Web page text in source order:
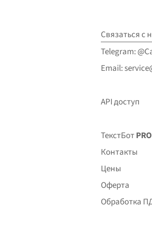
Связаться с
Telegram:
Email:
API доступ
ТекстБотPRO
Контакты
Цены
Оферта
Обработка